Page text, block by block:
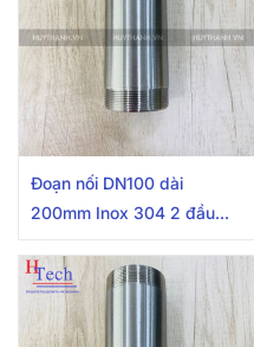
Đoạn nối DN100 dài
200mm Inox 304 2 đầu